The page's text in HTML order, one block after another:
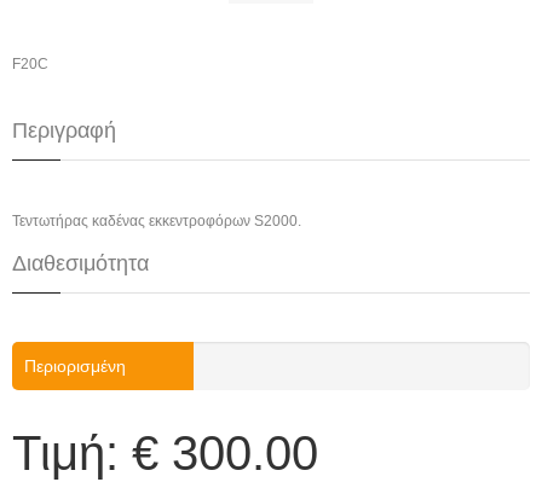
F20C
Περιγραφή
Τεντωτήρας καδένας εκκεντροφόρων S2000.
Διαθεσιμότητα
Περιορισμένη
Τιμή: € 300.00